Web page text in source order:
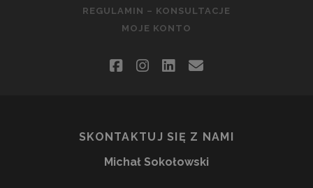
REGULAMIN – KONSULTACJE
MOJE KONTO
facebookinstagram
linkedin
email
SKONTAKTUJ SIĘ Z NAMI
Michał Sokołowski